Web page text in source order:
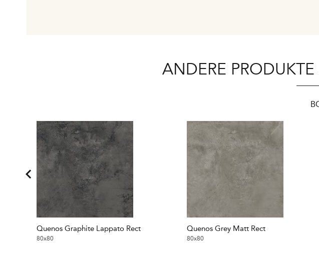
ANDERE
Quenos Graphite Lappato Rect
80x80
Quenos Grey Matt Rect
80x80